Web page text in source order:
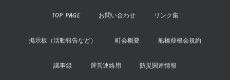
TOP PAGE お問い合わせ リンク集
掲示板（活動報告など） 町会概要 船橋葭根会規約
議事録 運営連絡用 防災関連情報